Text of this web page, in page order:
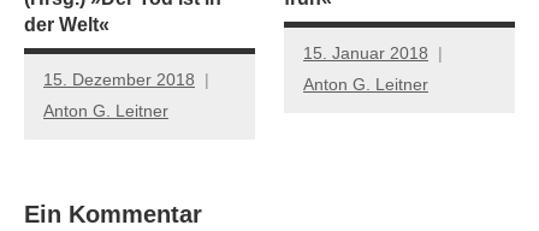
der Welt«
15. Dezember 2018
Anton G. Leitner
15. Januar 2018
Anton G. Leitner
Ein Kommentar